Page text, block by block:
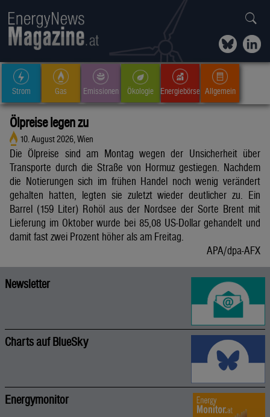
Strom Gas Emissionen Ökologie Energiebörse Allgemein
Ölpreise legen zu
10. August 2026, Wien
Die Ölpreise sind am Montag wegen der Unsicherheit über
Transporte durch die Straße von Hormuz gestiegen. Nachdem
die Notierungen sich im frühen Handel noch wenig verändert
gehalten hatten, legten sie zuletzt wieder deutlicher zu. Ein
Barrel (159 Liter) Rohöl aus der Nordsee der Sorte Brent mit
Lieferung im Oktober wurde bei 85,08 US-Dollar gehandelt und
damit fast zwei Prozent höher als am Freitag.
APA/dpa-AFX
Newsletter
Charts auf BlueSky
Energymonitor